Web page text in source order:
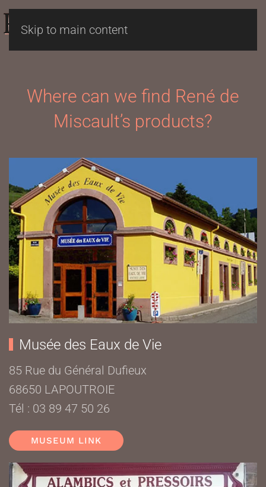
Skip to main content
Where can we find René de
Miscault’s products?
Musée des Eaux de Vie
85 Rue du Général Dufieux
68650 LAPOUTROIE
Tél : 03 89 47 50 26
MUSEUM LINK